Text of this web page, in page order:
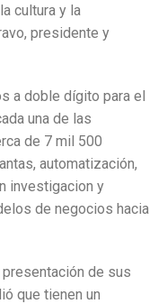
cultura y la
presidente y
a doble dígito para el
una de las
de 7 mil 500
automatización,
investigacion y
de negocios hacia
de sus
que tienen un